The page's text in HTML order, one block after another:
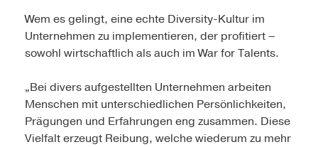
Wem es gelingt, eine echte Diversity-Kultur im
Unternehmen zu implementieren, der profitiert –
sowohl wirtschaftlich als auch im War for Talents.
„Bei divers aufgestellten Unternehmen arbeiten
Menschen mit unterschiedlichen Persönlichkeiten,
Prägungen und Erfahrungen eng zusammen. Diese
Vielfalt erzeugt Reibung, welche wiederum zu mehr